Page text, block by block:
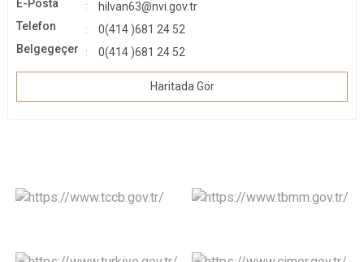
E-Posta
hilvan63@nvi.gov.tr
Telefon
0(414 )681 24 52
Belgegeçer
0(414 )681 24 52
Haritada Gör